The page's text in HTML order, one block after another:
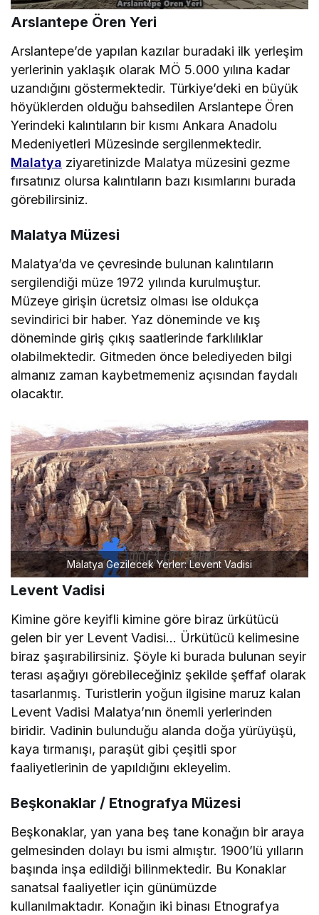
Arslantepe Ören Yeri
Arslantepe’de yapılan kazılar buradaki ilk yerleşim
yerlerinin yaklaşık olarak MÖ 5.000 yılına kadar
uzandığını göstermektedir. Türkiye’deki en büyük
höyüklerden olduğu bahsedilen Arslantepe Ören
Yerindeki kalıntıların bir kısmı Ankara Anadolu
Medeniyetleri Müzesinde sergilenmektedir.
Malatya ziyaretinizde Malatya müzesini gezme
fırsatınız olursa kalıntıların bazı kısımlarını burada
görebilirsiniz.
Malatya Müzesi
Malatya’da ve çevresinde bulunan kalıntıların
sergilendiği müze 1972 yılında kurulmuştur.
Müzeye girişin ücretsiz olması ise oldukça
sevindirici bir haber. Yaz döneminde ve kış
döneminde giriş çıkış saatlerinde farklılıklar
olabilmektedir. Gitmeden önce belediyeden bilgi
almanız zaman kaybetmemeniz açısından faydalı
olacaktır.
Malatya Gezilecek Yerler: Levent Vadisi
Levent Vadisi
Kimine göre keyifli kimine göre biraz ürkütücü
gelen bir yer Levent Vadisi… Ürkütücü kelimesine
biraz şaşırabilirsiniz. Şöyle ki burada bulunan seyir
terası aşağıyı görebileceğiniz şekilde şeffaf olarak
tasarlanmış. Turistlerin yoğun ilgisine maruz kalan
Levent Vadisi Malatya’nın önemli yerlerinden
biridir. Vadinin bulunduğu alanda doğa yürüyüşü,
kaya tırmanışı, paraşüt gibi çeşitli spor
faaliyetlerinin de yapıldığını ekleyelim.
Beşkonaklar / Etnografya Müzesi
Beşkonaklar, yan yana beş tane konağın bir araya
gelmesinden dolayı bu ismi almıştır. 1900’lü yılların
başında inşa edildiği bilinmektedir. Bu Konaklar
sanatsal faaliyetler için günümüzde
kullanılmaktadır. Konağın iki binası Etnografya